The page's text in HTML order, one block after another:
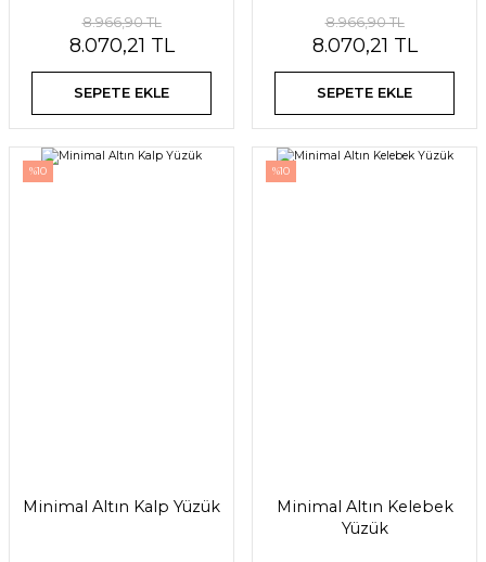
8.966,90 TL
8.070,21 TL
SEPETE EKLE
8.966,90 TL
8.070,21 TL
SEPETE EKLE
%10
Minimal Altın Kalp Yüzük
%10
Minimal Altın Kelebek
Yüzük